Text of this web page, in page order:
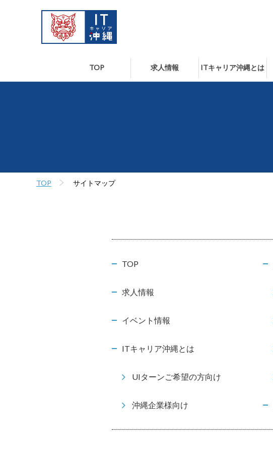
TOP 求人情報 ITキャリア沖縄とは
TOP サイトマップ
TOP
求人情報
イベント情報
ITキャリア沖縄とは
UIターンご希望の方向け
沖縄企業様向け